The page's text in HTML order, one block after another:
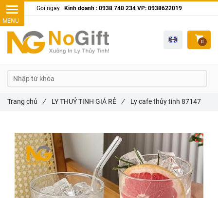
Trang chủ / LY THUỶ TINH GIÁ RẺ / Ly cafe thủy tinh 87147
Gọi ngay : Kinh doanh : 0938 740 234 VP: 0938622019
0